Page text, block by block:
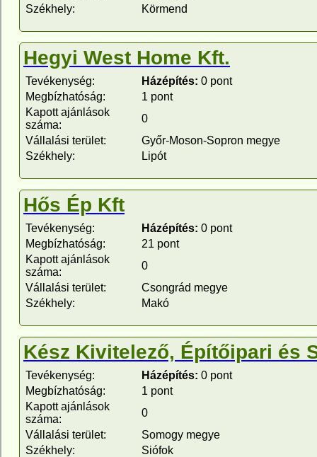
Székhely:
Körmend
Hegyi West Home Kft.
Tevékenység: Házépítés: 0 pont
Megbízhatóság:
1 pont
Kapott ajánlások
száma:
0
Vállalási terület:
Győr-Moson-Sopron megye
Székhely:
Lipót
Hős Ép Kft
Tevékenység: Házépítés: 0 pont
Megbízhatóság:
21 pont
Kapott ajánlások
száma:
0
Vállalási terület:
Csongrád megye
Székhely:
Makó
Kész Kivitelező, Építőipari és
Tevékenység: Házépítés: 0 pont
Megbízhatóság:
1 pont
Kapott ajánlások
száma:
0
Vállalási terület:
Somogy megye
Székhely:
Siófok